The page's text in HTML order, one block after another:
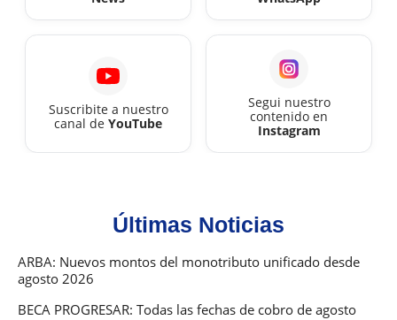
Suscribite a nuestro
canal de YouTube
Segui nuestro
contenido en
Instagram
Últimas Noticias
ARBA: Nuevos montos del monotributo unificado desde
agosto 2026
BECA PROGRESAR: Todas las fechas de cobro de agosto